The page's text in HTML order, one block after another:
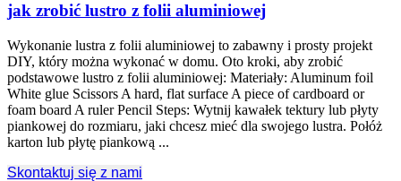
jak zrobić lustro z folii aluminiowej
Wykonanie lustra z folii aluminiowej to zabawny i prosty projekt
DIY, który można wykonać w domu. Oto kroki, aby zrobić
podstawowe lustro z folii aluminiowej: Materiały: Aluminum foil
White glue Scissors A hard, flat surface A piece of cardboard or
foam board A ruler Pencil Steps: Wytnij kawałek tektury lub płyty
piankowej do rozmiaru, jaki chcesz mieć dla swojego lustra. Połóż
karton lub płytę piankową ...
Skontaktuj się z nami